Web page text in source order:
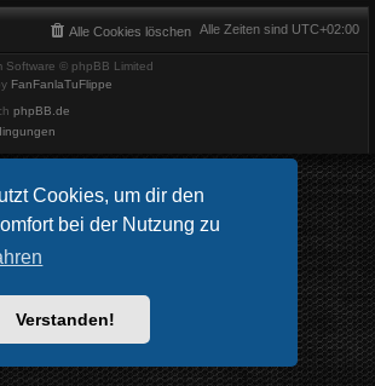
Cookies, um dir den
bei der Nutzung zu
Verstanden!
Alle Zeiten sind UTC+02:00
Alle Cookies löschen
Software © phpBB Limited
FanFanlaTuFlippe
phpBB.de